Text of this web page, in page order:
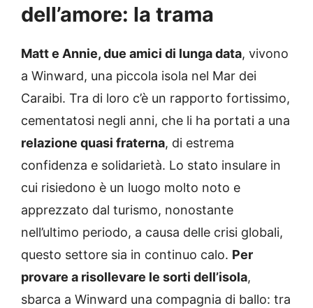
dell’amore: la trama
Matt e Annie, due amici di lunga data, vivono
a Winward, una piccola isola nel Mar dei
Caraibi. Tra di loro c’è un rapporto fortissimo,
cementatosi negli anni, che li ha portati a una
relazione quasi fraterna, di estrema
confidenza e solidarietà. Lo stato insulare in
cui risiedono è un luogo molto noto e
apprezzato dal turismo, nonostante
nell’ultimo periodo, a causa delle crisi globali,
questo settore sia in continuo calo. Per
provare a risollevare le sorti dell’isola,
sbarca a Winward una compagnia di ballo: tra